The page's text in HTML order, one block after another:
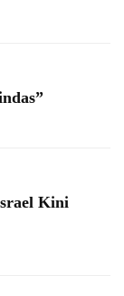
Kini